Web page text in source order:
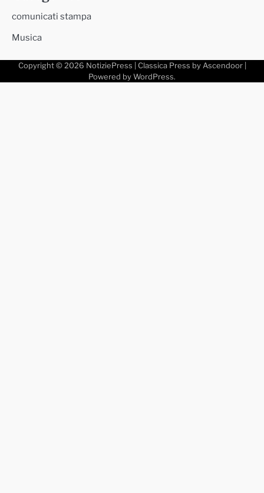
comunicati stampa
Musica
Copyright © 2026 NotiziePress | Classica Press by Ascendoor|
Powered by WordPress.